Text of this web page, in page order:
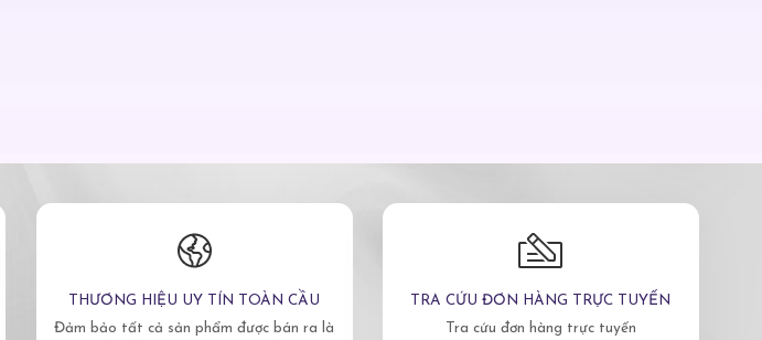
THƯƠNG HIỆU UY TÍN TOÀN CẦU
Đảm bảo tất cả sản phẩm được bán ra là
TRA CỨU ĐƠN HÀNG TRỰC TUYẾN
Tra cứu đơn hàng trực tuyến